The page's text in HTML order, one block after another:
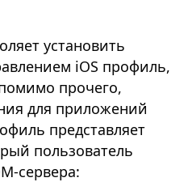
установить
iOS профиль,
прочего,
для приложений
представляет
пользователь
сервера: